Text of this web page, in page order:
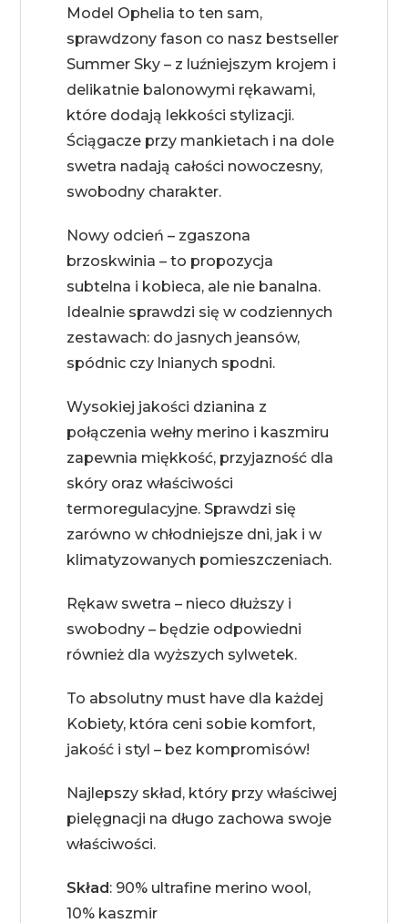
Model Ophelia to ten sam,
sprawdzony fason co nasz bestseller
Summer Sky – z luźniejszym krojem i
delikatnie balonowymi rękawami,
które dodają lekkości stylizacji.
Ściągacze przy mankietach i na dole
swetra nadają całości nowoczesny,
swobodny charakter.
Nowy odcień – zgaszona
brzoskwinia – to propozycja
subtelna i kobieca, ale nie banalna.
Idealnie sprawdzi się w codziennych
zestawach: do jasnych jeansów,
spódnic czy lnianych spodni.
Wysokiej jakości dzianina z
połączenia wełny merino i kaszmiru
zapewnia miękkość, przyjazność dla
skóry oraz właściwości
termoregulacyjne. Sprawdzi się
zarówno w chłodniejsze dni, jak i w
klimatyzowanych pomieszczeniach.
Rękaw swetra – nieco dłuższy i
swobodny – będzie odpowiedni
również dla wyższych sylwetek.
To absolutny must have dla każdej
Kobiety, która ceni sobie komfort,
jakość i styl – bez kompromisów!
Najlepszy skład, który przy właściwej
pielęgnacji na długo zachowa swoje
właściwości.
Skład : 90% ultrafine merino wool,
10% kaszmir